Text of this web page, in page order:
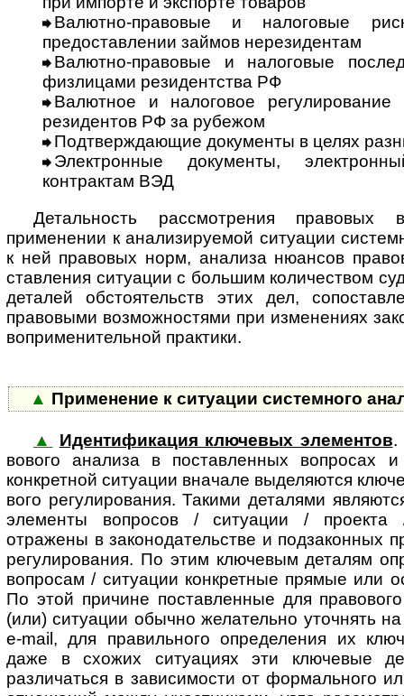
Валютно-правовые и налоговые
предоставлении займов нерезидентам
Валютно-правовые и налоговые
физлицами резидентства РФ
Валютное и налоговое
резидентов РФ за рубежом
Подтверждающие документы в целях
Электронные документы,
контрактам ВЭД
Детальность рассмотрения правовых
применении к анализируемой ситуации
к ней правовых норм, анализа нюансов
став­ле­ния ситуации с большим количеством
деталей обстоятельств этих дел,
правовыми возможностями при изменениях
во­при­ме­ни­тель­ной практики.
▲ Применение к ситуации системного
▲ Идентификация ключевых элементов.
во­во­го ана­ли­за в поставленных во­п­ро­сах
конкретной ситуации вначале выделяются
во­го регулирования. Такими деталями
элементы вопросов / ситуации / проекта
отражены в законодательстве и подзаконных
регулирования. По этим ключевым деталям
вопросам / ситуации конкретные прямые или
По этой причине поставленные для
(или) ситуации обычно желательно уточнять
e-mail, для правильного определения их
даже в схожих ситуациях эти ключевые
различаться в зависимости от формального